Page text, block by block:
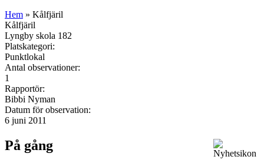
Hem » Kålfjäril
Kålfjäril
Lyngby skola 182
Platskategori:
Punktlokal
Antal observationer:
1
Rapportör:
Bibbi Nyman
Datum för observation:
6 juni 2011
På gång